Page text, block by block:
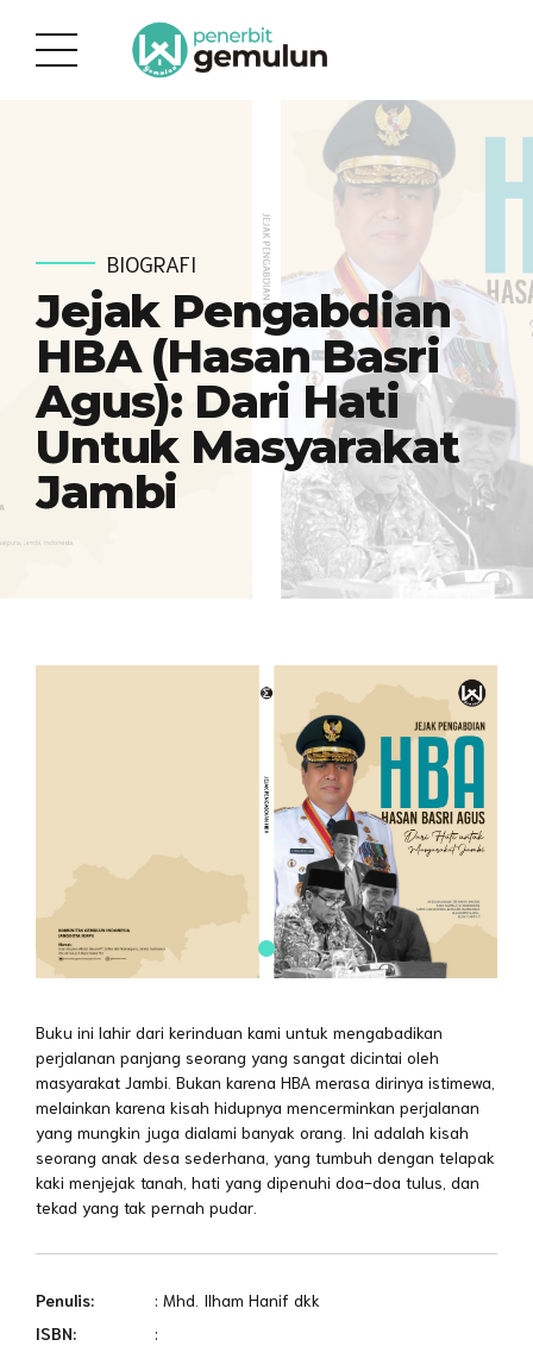
BIOGRAFI
Jejak Pengabdian
HBA (Hasan Basri
Agus): Dari Hati
Untuk Masyarakat
Jambi
Buku ini lahir dari kerinduan kami untuk mengabadikan
perjalanan panjang seorang yang sangat dicintai oleh
masyarakat Jambi. Bukan karena HBA merasa dirinya istimewa,
melainkan karena kisah hidupnya mencerminkan perjalanan
yang mungkin juga dialami banyak orang. Ini adalah kisah
seorang anak desa sederhana, yang tumbuh dengan telapak
kaki menjejak tanah, hati yang dipenuhi doa-doa tulus, dan
tekad yang tak pernah pudar.
Penulis:
: Mhd. Ilham Hanif dkk
ISBN:
: